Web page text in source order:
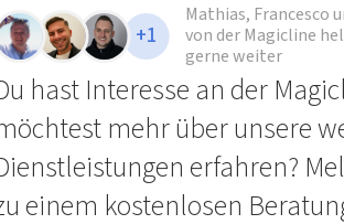
+1
Mathias, Francesco
von der Magicline
gerne weiter
hast Interesse an der
mehr über unsere
erfahren?
einem kostenlosen